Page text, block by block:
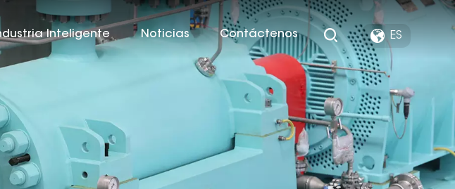
Inteligente Noticias Contáctenos ES